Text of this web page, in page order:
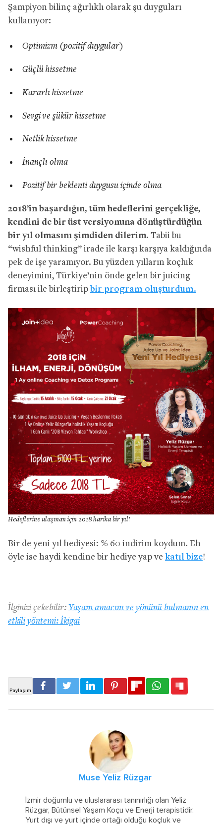
Şampiyon bilinç ağırlıklı olarak şu duyguları
kullanıyor:
Optimizm (pozitif duygular)
Güçlü hissetme
Kararlı hissetme
Sevgi ve şükür hissetme
Netlik hissetme
İnançlı olma
Pozitif bir beklenti duygusu içinde olma
2018’in başardığın, tüm hedeflerini gerçekliğe,
kendini de bir üst versiyonuna dönüştürdüğün
bir yıl olmasını şimdiden dilerim. Tabii bu
“wishful thinking” irade ile karşı karşıya kaldığında
pek de işe yaramıyor. Bu yüzden yılların koçluk
deneyimini, Türkiye’nin önde gelen bir juicing
firması ile birleştirip bir program oluşturdum.
Hedeflerine ulaşman için 2018 harika bir yıl!
Bir de yeni yıl hediyesi: % 60 indirim koydum. Eh
öyle ise haydi kendine bir hediye yap ve katıl bize!
İlginizi çekebilir: Yaşam amacını ve yönünü bulmanın en
etkili yöntemi: İkigai
Muse Yeliz Rüzgar
İzmir doğumlu ve uluslararası tanınırlığı olan Yeliz
Rüzgar, Bütünsel Yaşam Koçu ve Enerji terapistidir.
Yurt dışı ve yurt içinde ortağı olduğu koçluk ve